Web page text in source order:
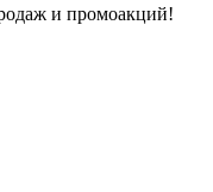
и промоакций!